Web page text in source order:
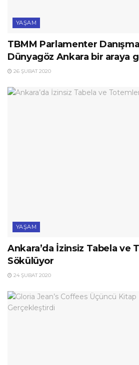
YAŞAM
TBMM Parlamenter
Dünyagöz Ankara bir araya
26 ŞUBAT 2020
YAŞAM
Ankara’da İzinsiz Tabela ve
Sökülüyor
24 ŞUBAT 2020